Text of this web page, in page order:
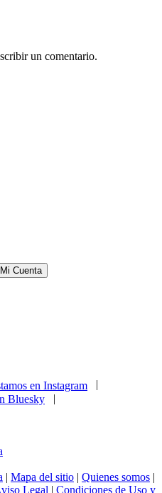
un comentario.
Cuenta
|
| Mapa del sitio | Quienes somos |
Legal | Condiciones de Uso y